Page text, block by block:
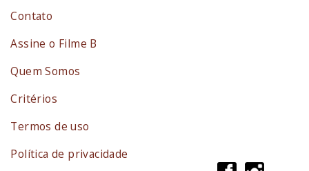
Contato
Assine o Filme B
Quem Somos
Critérios
Termos de uso
Política de privacidade